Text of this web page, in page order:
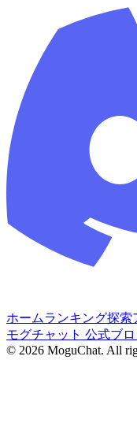
ホームランキング探索
モグチャット 公式ブ
© 2026 MoguChat. All